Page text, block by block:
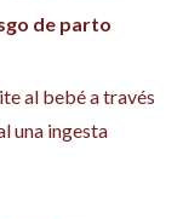
de parto
al bebé a través
una ingesta